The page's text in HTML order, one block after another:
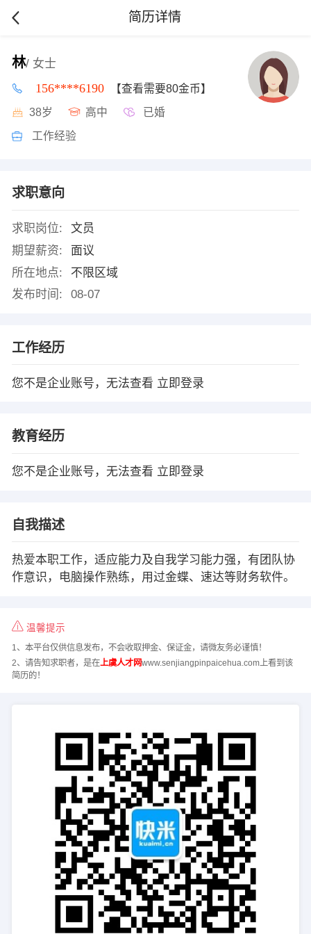
简历详情
林/ 女士
156****6190 【查看需要80金币】
38岁 高中 已婚
工作经验
求职意向
求职岗位:
文员
期望薪资:
面议
所在地点:
不限区域
发布时间:
08-07
工作经历
您不是企业账号，无法查看 立即登录
教育经历
您不是企业账号，无法查看 立即登录
自我描述
热爱本职工作，适应能力及自我学习能力强，有团队协
作意识，电脑操作熟练，用过金蝶、速达等财务软件。
温馨提示
1、本平台仅供信息发布，不会收取押金、保证金，请微友务必谨慎！
2、请告知求职者，是在上虞人才网www.senjiangpinpaicehua.com上看到该
简历的！